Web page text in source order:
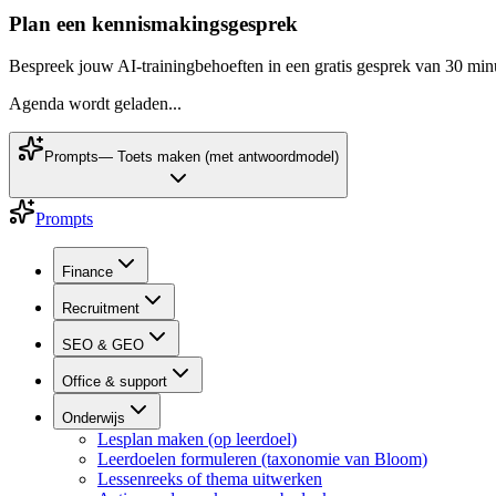
Plan een kennismakingsgesprek
Bespreek jouw AI-trainingbehoeften in een gratis gesprek van 30
Agenda wordt geladen...
Prompts— Toets maken (met antwoordmodel)
Prompts
Finance
Recruitment
SEO & GEO
Office & support
Onderwijs
Lesplan maken (op leerdoel)
Leerdoelen formuleren (taxonomie van Bloom)
Lessenreeks of thema uitwerken